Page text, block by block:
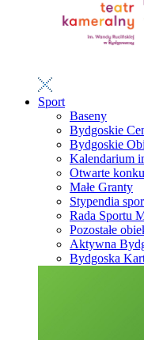
Sport
Baseny
Bydgoskie
Bydgoskie
Kalendarium
Otwarte
Małe Granty
Stypendia
Rada Sportu
Pozostałe
Aktywna
Bydgoska